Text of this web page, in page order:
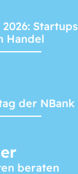
Startups
Handel
der NBank
beraten